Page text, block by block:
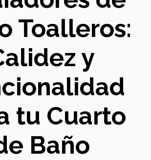
Toalleros:
y
tu Cuarto
Baño